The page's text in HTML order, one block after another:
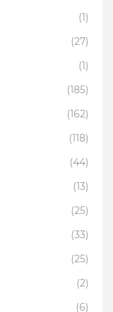
(1)
(27)
(1)
(185)
(162)
(118)
(44)
(13)
(25)
(33)
(25)
(2)
(6)